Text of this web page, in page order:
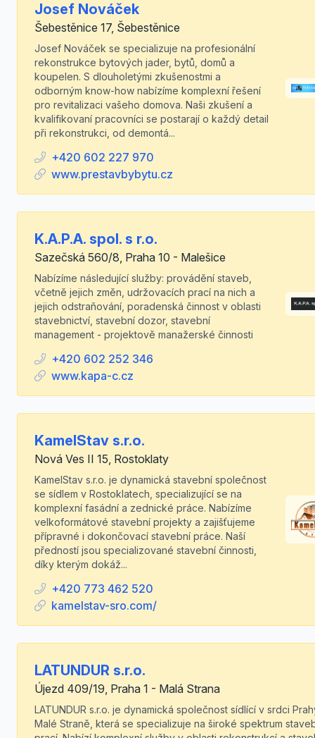
Josef Nováček
Šebestěnice 17, Šebestěnice
Josef Nováček se specializuje na profesionální
rekonstrukce bytových jader, bytů, domů a
koupelen. S dlouholetými zkušenostmi a
odborným know-how nabízíme komplexní řešení
pro revitalizaci vašeho domova. Naši zkušení a
kvalifikovaní pracovníci se postarají o každý detail
při rekonstrukci, od demontá...
+420 602 227 970
www.prestavbybytu.cz
K.A.P.A. spol. s r.o.
Sazečská 560/8, Praha 10 - Malešice
Nabízíme následující služby: provádění staveb,
včetně jejich změn, udržovacích prací na nich a
jejich odstraňování, poradenská činnost v oblasti
stavebnictví, stavební dozor, stavební
management - projektově manažerské činnosti
+420 602 252 346
www.kapa-c.cz
KamelStav s.r.o.
Nová Ves II 15, Rostoklaty
KamelStav s.r.o. je dynamická stavební společnost
se sídlem v Rostoklatech, specializující se na
komplexní fasádní a zednické práce. Nabízíme
velkoformátové stavební projekty a zajišťujeme
přípravné i dokončovací stavební práce. Naší
předností jsou specializované stavební činnosti,
díky kterým dokáž...
+420 773 462 520
kamelstav-sro.com/
LATUNDUR s.r.o.
Újezd 409/19, Praha 1 - Malá Strana
LATUNDUR s.r.o. je dynamická společnost sídlící v srdci
Malé Straně, která se specializuje na široké spektrum